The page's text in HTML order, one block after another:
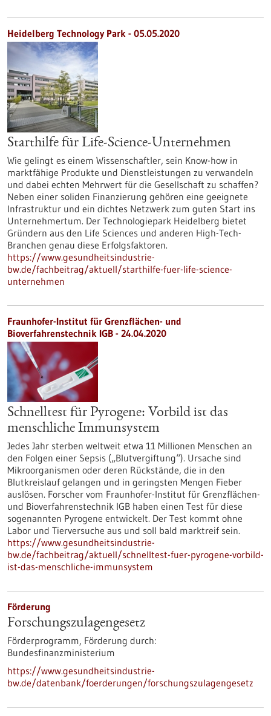
Heidelberg Technology Park - 05.05.2020
Starthilfe für Life-Science-Unternehmen
Wie gelingt es einem Wissenschaftler, sein Know-how in
marktfähige Produkte und Dienstleistungen zu verwandeln
und dabei echten Mehrwert für die Gesellschaft zu schaffen?
Neben einer soliden Finanzierung gehören eine geeignete
Infrastruktur und ein dichtes Netzwerk zum guten Start ins
Unternehmertum. Der Technologiepark Heidelberg bietet
Gründern aus den Life Sciences und anderen High-Tech-
Branchen genau diese Erfolgsfaktoren.
https://www.gesundheitsindustrie-
bw.de/fachbeitrag/aktuell/starthilfe-fuer-life-science-
unternehmen
Fraunhofer-Institut für Grenzflächen- und
Bioverfahrenstechnik IGB - 24.04.2020
Schnelltest für Pyrogene: Vorbild ist das
menschliche Immunsystem
Jedes Jahr sterben weltweit etwa 11 Millionen Menschen an
den Folgen einer Sepsis („Blutvergiftung“). Ursache sind
Mikroorganismen oder deren Rückstände, die in den
Blutkreislauf gelangen und in geringsten Mengen Fieber
auslösen. Forscher vom Fraunhofer-Institut für Grenzflächen-
und Bioverfahrenstechnik IGB haben einen Test für diese
sogenannten Pyrogene entwickelt. Der Test kommt ohne
Labor und Tierversuche aus und soll bald marktreif sein.
https://www.gesundheitsindustrie-
bw.de/fachbeitrag/aktuell/schnelltest-fuer-pyrogene-vorbild-
ist-das-menschliche-immunsystem
Förderung
Forschungszulagengesetz
Förderprogramm, Förderung durch:
Bundesfinanzministerium
https://www.gesundheitsindustrie-
bw.de/datenbank/foerderungen/forschungszulagengesetz